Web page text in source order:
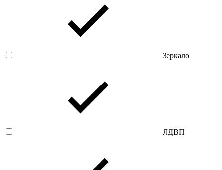
Зеркало
ЛДВП